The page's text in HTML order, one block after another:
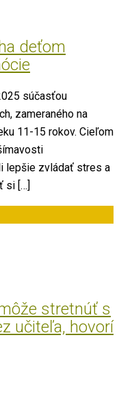
deťom
súčasťou
zameraného na
11-15 rokov. Cieľom
lepšie zvládať stres a
si […]
stretnúť s
učiteľa, hovorí